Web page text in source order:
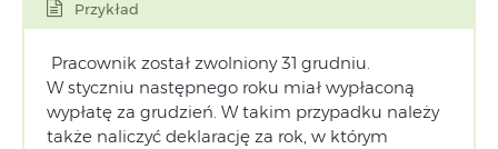
Przykład
Pracownik został zwolniony 31 grudniu.
W styczniu następnego roku miał wypłaconą
wypłatę za grudzień. W takim przypadku należy
także naliczyć deklarację za rok, w którym